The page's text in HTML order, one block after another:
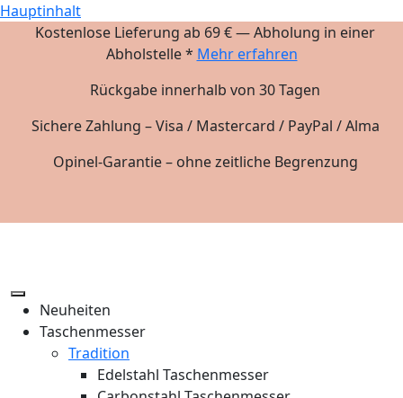
Hauptinhalt
Kostenlose Lieferung ab 69 € — Abholung in einer
Abholstelle * Mehr erfahren
Rückgabe innerhalb von 30 Tagen
Sichere Zahlung – Visa / Mastercard / PayPal / Alma
Opinel-Garantie – ohne zeitliche Begrenzung
Neuheiten
Taschenmesser
Tradition
Edelstahl Taschenmesser